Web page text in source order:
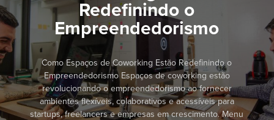
Redefinindo o
Empreendedorismo
Como Espaços de Coworking Estão Redefinindo o
Empreendedorismo Espaços de coworking estão
revolucionando o empreendedorismo ao fornecer
ambientes flexíveis, colaborativos e acessíveis para
startups, freelancers e empresas em crescimento. Menu